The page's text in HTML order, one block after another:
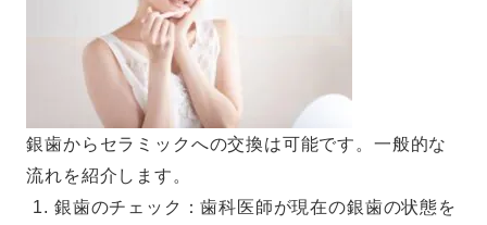
銀歯からセラミックへの交換は可能です。一般的な
流れを紹介します。
銀歯のチェック：歯科医師が現在の銀歯の状態を